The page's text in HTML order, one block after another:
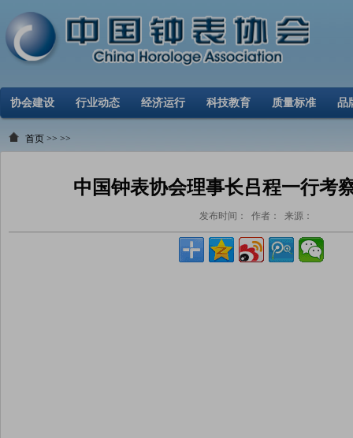
协会建设 行业动态 经济运行 科技教育 质量标准 品
首页 >> >>
中国钟表协会理事长吕程一行考
发布时间： 作者： 来源：